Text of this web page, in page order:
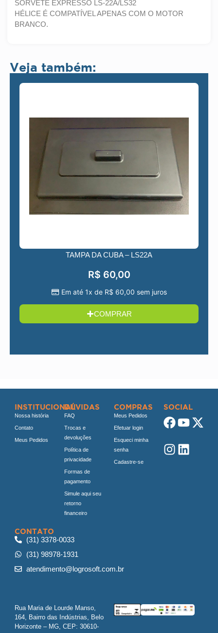
SORVETE EXPRESSO LS-22A/LS32
HÉLICE É COMPATÍVEL APENAS COM O MOTOR
BRANCO.
Veja também:
TAMPA DA CUBA – LS22A
R$ 60,00
Em até 1x de R$ 60,00 sem juros
COMPRAR
INSTITUCIONAL
Nossa história
Contato
Meus Pedidos
DÚVIDAS
FAQ
Trocas e
devoluções
Política de
privacidade
Formas de
pagamento
Simule aqui seu
retorno
financeiro
COMPRAS
Meus Pedidos
Efetuar login
Esqueci minha
senha
Cadastre-se
SOCIAL
CONTATO
(31) 3378-0033
(31) 98978-1931
atendimento@logrosoft.com.br
Rua Maria de Lourde Manso,
164, Bairro das Indústrias, Belo
Horizonte – MG, CEP: 30610-